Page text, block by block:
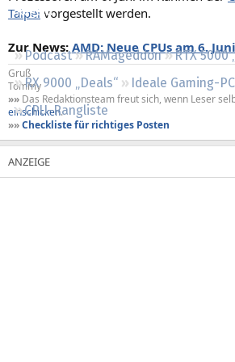
Regeln
Podcast RAMageddon
RTX 5000
RX 9000 „Deals“
Ideale Gaming-
CPU-Rangliste
Taipei vorgestellt werden.
Zur News: AMD: Neue CPUs am 6.
Gruß
Tommy
»» Das Redaktionsteam freut sich, wenn Leser
einschicken.
»»Checkliste für richtiges Posten